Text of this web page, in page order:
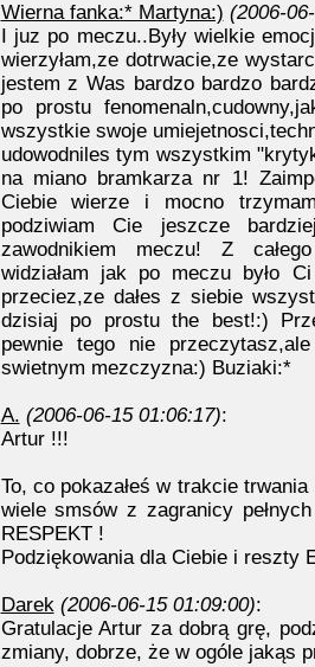
Wierna fanka:* Martyna:) (2006-
I juz po meczu..Były wielkie
wierzyłam,ze dotrwacie,ze
jestem z Was bardzo bardzo
po prostu
wszystkie swoje
udowodniles tym wszystkim
na miano bramkarza nr 1!
Ciebie wierze i mocno
podziwiam Cie jeszcze
zawodnikiem meczu! Z
widziałam jak po meczu było
przeciez,ze dałes z siebie
dzisiaj po prostu the best!:)
pewnie tego nie
swietnym mezczyzna:) Buziaki:*
A. (2006-06-15 01:06:17):
Artur !!!
To, co pokazałeś w trakcie
wiele smsów z zagranicy
RESPEKT !
Podziękowania dla Ciebie i reszty
Darek (2006-06-15 01:09:00):
Gratulacje Artur za dobrą grę,
zmiany, dobrze, że w ogóle jakąs